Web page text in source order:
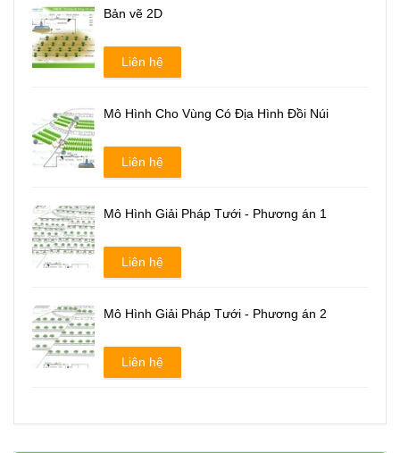
Bản vẽ 2D
Liên hệ
Mô Hình Cho Vùng Có Địa Hình Đồi Núi
Liên hệ
Mô Hình Giải Pháp Tưới - Phương án 1
Liên hệ
Mô Hình Giải Pháp Tưới - Phương án 2
Liên hệ